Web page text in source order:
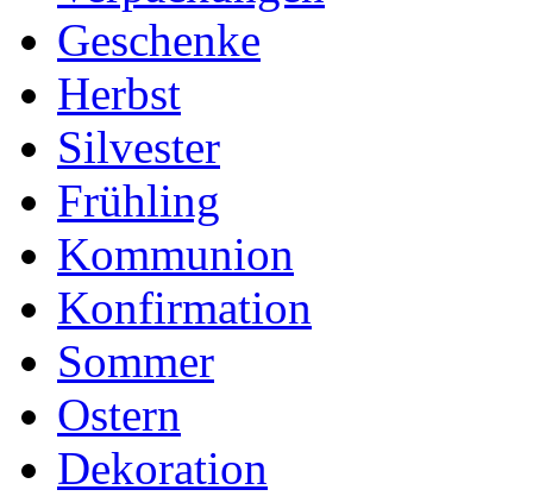
Geschenke
Herbst
Silvester
Frühling
Kommunion
Konfirmation
Sommer
Ostern
Dekoration